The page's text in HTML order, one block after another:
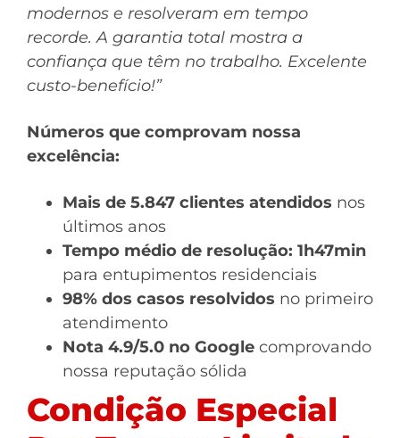
modernos e resolveram em tempo
recorde. A garantia total mostra a
confiança que têm no trabalho. Excelente
custo-benefício!”
Números que comprovam nossa
excelência:
Mais de 5.847 clientes atendidos nos
últimos anos
Tempo médio de resolução: 1h47min
para entupimentos residenciais
98% dos casos resolvidos no primeiro
atendimento
Nota 4.9/5.0 no Google comprovando
nossa reputação sólida
Condição Especial